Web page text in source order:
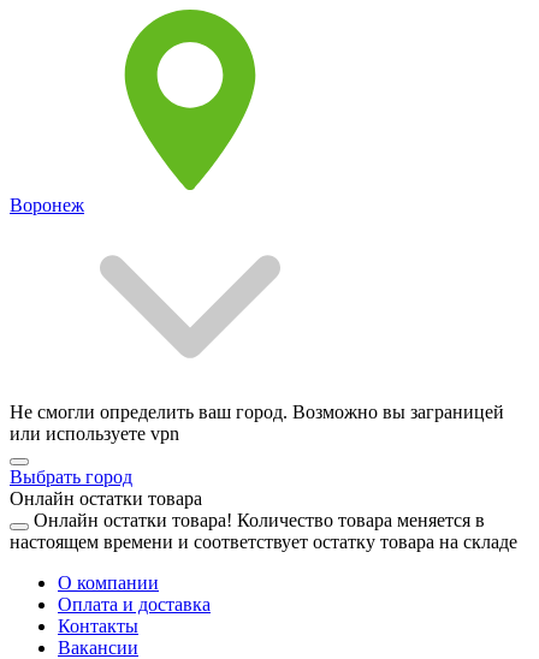
Воронеж
Не смогли определить ваш город. Возможно вы заграницей
или используете vpn
Выбрать город
Онлайн остатки товара
Онлайн остатки товара! Количество товара меняется в
настоящем времени и соответствует остатку товара на складе
О компании
Оплата и доставка
Контакты
Вакансии